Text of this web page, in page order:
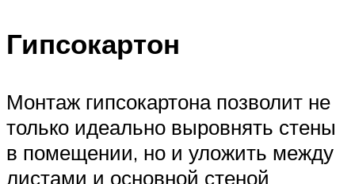
Гипсокартон
Монтаж гипсокартона позволит не
только идеально выровнять стены
в помещении, но и уложить между
листами и основной стеной